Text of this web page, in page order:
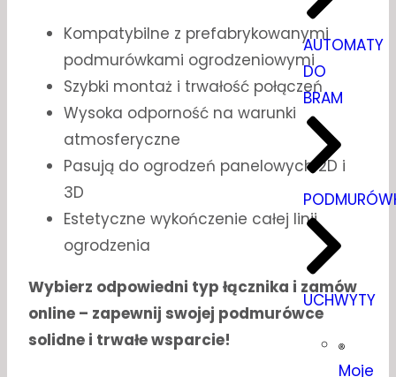
AUTOMATY
DO
BRAM
UCHWYTY
Moje
Kompatybilne z prefabrykowanymi
podmurówkami ogrodzeniowymi
Szybki montaż i trwałość połączeń
Wysoka odporność na warunki
atmosferyczne
Pasują do ogrodzeń panelowych 2D i
3D
Estetyczne wykończenie całej linii
ogrodzenia
Wybierz odpowiedni typ łącznika i zamów
online – zapewnij swojej podmurówce
solidne i trwałe wsparcie!